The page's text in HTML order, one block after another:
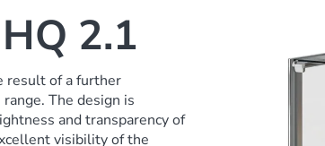
2.1
result of a further
The design is
and transparency of
visibility of the